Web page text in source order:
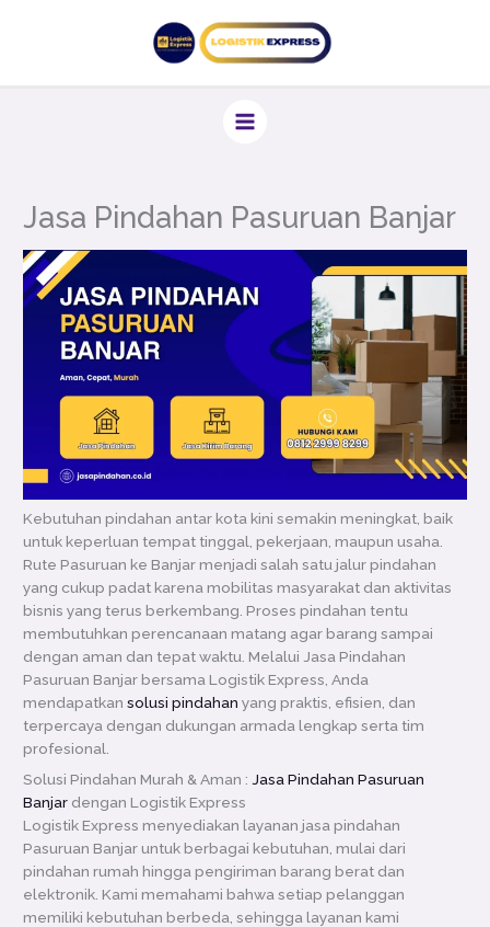
Jasa Pindahan Pasuruan Banjar
Kebutuhan pindahan antar kota kini semakin meningkat, baik
untuk keperluan tempat tinggal, pekerjaan, maupun usaha.
Rute Pasuruan ke Banjar menjadi salah satu jalur pindahan
yang cukup padat karena mobilitas masyarakat dan aktivitas
bisnis yang terus berkembang. Proses pindahan tentu
membutuhkan perencanaan matang agar barang sampai
dengan aman dan tepat waktu. Melalui Jasa Pindahan
Pasuruan Banjar bersama Logistik Express, Anda
mendapatkansolusi pindahan yang praktis, efisien, dan
terpercaya dengan dukungan armada lengkap serta tim
profesional.
Solusi Pindahan Murah & Aman : Jasa Pindahan Pasuruan
Banjar dengan Logistik Express
Logistik Express menyediakan layanan jasa pindahan
Pasuruan Banjar untuk berbagai kebutuhan, mulai dari
pindahan rumah hingga pengiriman barang berat dan
elektronik. Kami memahami bahwa setiap pelanggan
memiliki kebutuhan berbeda, sehingga layanan kami